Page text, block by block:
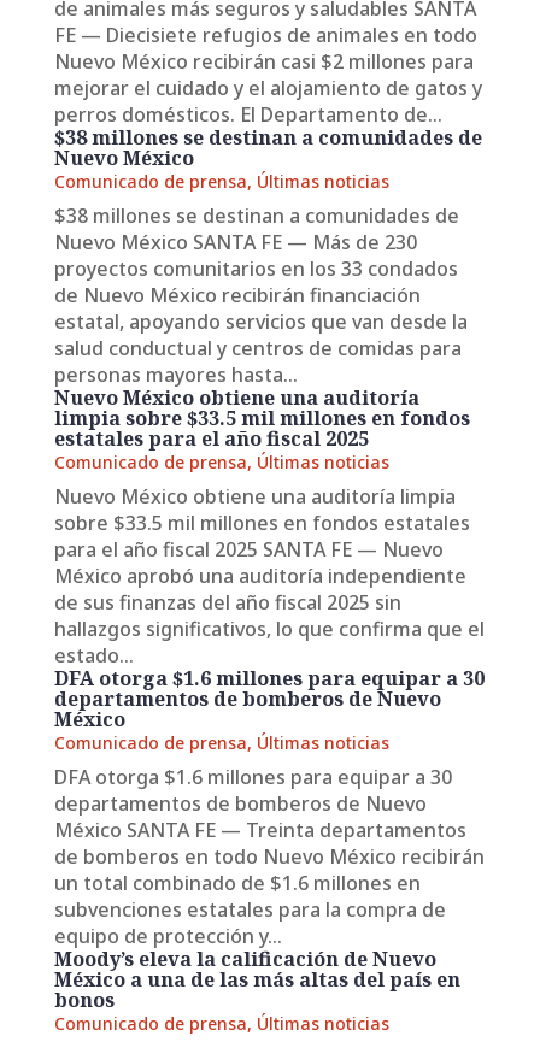
de animales más seguros y saludables SANTA
FE — Diecisiete refugios de animales en todo
Nuevo México recibirán casi $2 millones para
mejorar el cuidado y el alojamiento de gatos y
perros domésticos. El Departamento de...
$38 millones se destinan a comunidades de
Nuevo México
Comunicado de prensa, Últimas noticias
$38 millones se destinan a comunidades de
Nuevo México SANTA FE — Más de 230
proyectos comunitarios en los 33 condados
de Nuevo México recibirán financiación
estatal, apoyando servicios que van desde la
salud conductual y centros de comidas para
personas mayores hasta...
Nuevo México obtiene una auditoría
limpia sobre $33.5 mil millones en fondos
estatales para el año fiscal 2025
Comunicado de prensa, Últimas noticias
Nuevo México obtiene una auditoría limpia
sobre $33.5 mil millones en fondos estatales
para el año fiscal 2025 SANTA FE — Nuevo
México aprobó una auditoría independiente
de sus finanzas del año fiscal 2025 sin
hallazgos significativos, lo que confirma que el
estado...
DFA otorga $1.6 millones para equipar a 30
departamentos de bomberos de Nuevo
México
Comunicado de prensa, Últimas noticias
DFA otorga $1.6 millones para equipar a 30
departamentos de bomberos de Nuevo
México SANTA FE — Treinta departamentos
de bomberos en todo Nuevo México recibirán
un total combinado de $1.6 millones en
subvenciones estatales para la compra de
equipo de protección y...
Moody’s eleva la calificación de Nuevo
México a una de las más altas del país en
bonos
Comunicado de prensa, Últimas noticias